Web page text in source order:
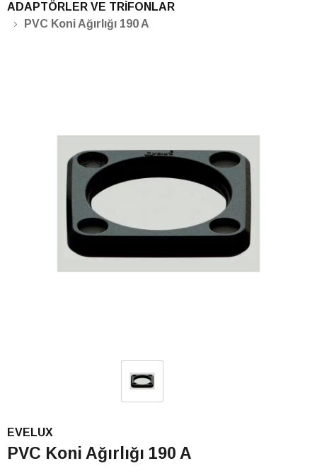
ADAPTÖRLER VE TRİFONLAR
PVC Koni Ağırlığı 190 A
EVELUX
PVC Koni Ağırlığı 190 A